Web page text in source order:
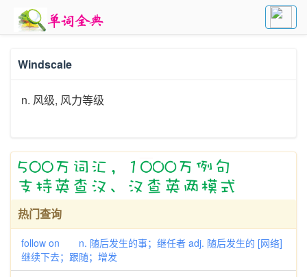
Windscale
n. 风级, 风力等级
热门查询
follow on n. 随后发生的事；继任者 adj. 随后发生的 [网络]
继续下去；跟随；增发